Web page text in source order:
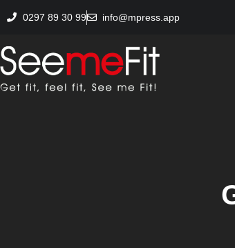
0297 89 30 99 info@mpress.app